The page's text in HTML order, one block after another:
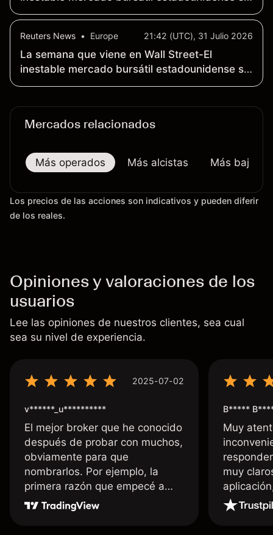
enfrenta al informe sobre el empleo y a una
empresariales
Reuters News • Europe 21:42 (UTC), 31 Julio 2026
La semana que viene en Wall Street-El
inestable mercado bursátil estadounidense se
enfrenta al informe sobre el empleo y a una
Mercados relacionados
Más operados Más alcistas Más bajistas
Los precios de las acciones son indicativos y pueden diferir
de los reales.
Opiniones y valoraciones de los
usuarios
Lee las opiniones de nuestros clientes, sea cual
sea su nivel de experiencia.
2025-07-02
v******_u**********
El mejor broker que he conocido
después de probar con muchos,
obviamente para que
nombrarlos. Por ejemplo, la
primera razón que empecé a
usar Capital fue la llegada de mi
dinero de inmediato a mi cuenta
B*****
Muy
muy